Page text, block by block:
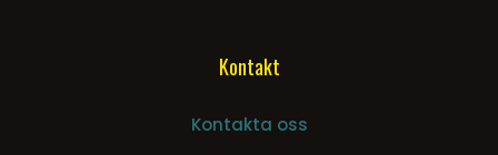
Kontakt
Kontakta oss